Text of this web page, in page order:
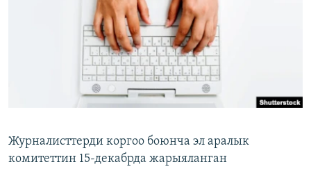
ЫҢГАЙСЫЗ СУРООЛОР
ЭЕ/АРнун бардык сайттары
Журналисттерди коргоо боюнча эл аралык
комитеттин 15-декабрда жарыяланган